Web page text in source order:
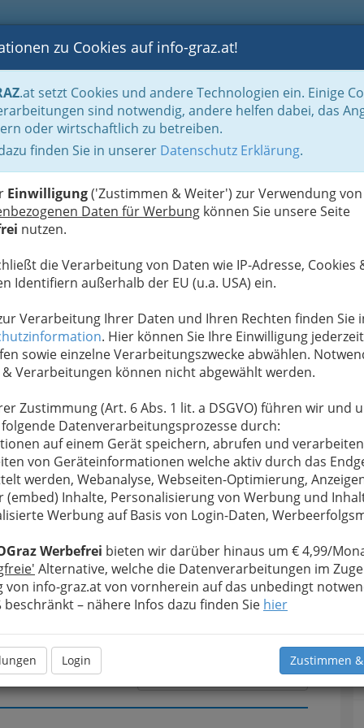
BLOGS FOTOS GASTRONOMIE BRANCHEN
zu Cookies auf info-graz.at!
.at setzt Cookies und andere Technologien ein. Einige
sind notwendig, andere helfen dabei, das
oder wirtschaftlich zu betreiben.
finden Sie in unserer Datenschutz Erklärung.
Einwilligung('Zustimmen & Weiter') zur Verwendung von
Daten für Werbung können Sie unsere Seite
nutzen.
die Verarbeitung von Daten wie IP-Adresse, Cookies
Identifiern außerhalb der EU (u.a. USA) ein.
Verarbeitung Ihrer Daten und Ihren Rechten finden Sie
. Hier können Sie Ihre Einwilligung jederzeit
sowie einzelne Verarbeitungszwecke abwählen.
& Verarbeitungen können nicht abgewählt werden.
Zustimmung (Art. 6 Abs. 1 lit. a DSGVO) führen wir und
Datenverarbeitungsprozesse durch:
auf einem Gerät speichern, abrufen und
von Geräteinformationen welche aktiv durch das
werden, Webanalyse, Webseiten-Optimierung,
(embed) Inhalte, Personalisierung von Werbung und
Werbung auf Basis von Login-Daten,
Werbefrei bieten wir darüber hinaus um € 4,99/
Alternative, welche die Datenverarbeitungen im
von info-graz.at von vornherein auf das unbedingt
beschränkt – nähere Infos dazu finden Sie hier
Login Zustimmen
& Handwerk, Gliederung der WKO Bauhilfsgewerbe Baugerüste- &
Reparatur Verleih
bewahren, verwenden wir an dieser Stelle zur
Ihre Nachricht wird nach dem Absenden
Baumaschinen Handel Reparatur Verleih
Meine Nachricht
Meine Nachricht senden